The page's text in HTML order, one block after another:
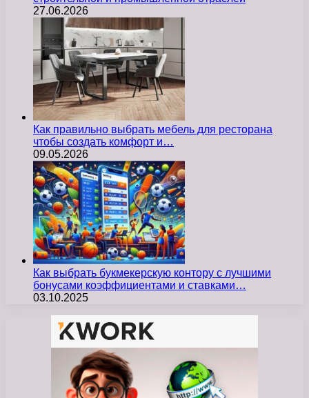
27.06.2026
Как правильно выбрать мебель для ресторана
чтобы создать комфорт и…
09.05.2026
Как выбрать букмекерскую контору с лучшими
бонусами коэффициентами и ставками…
03.10.2025